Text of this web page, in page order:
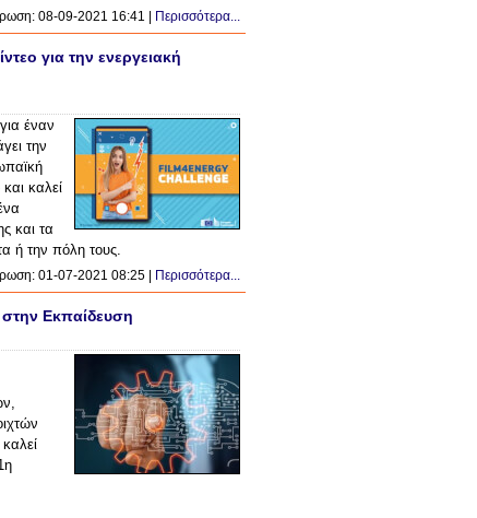
08-09-2021 16:41 | Περισσότερα...
για την ενεργειακή
έναν
την
καλεί
και τα
ή την πόλη τους.
01-07-2021 08:25 | Περισσότερα...
Εκπαίδευση